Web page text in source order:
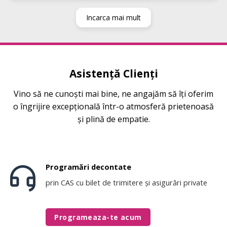
Incarca mai mult
Asistență Clienți
Vino să ne cunoști mai bine, ne angajăm să îți oferim
o îngrijire excepțională într-o atmosferă prietenoasă
și plină de empatie.
Programări decontate
prin CAS cu bilet de trimitere și asigurări private
Programeaza-te acum